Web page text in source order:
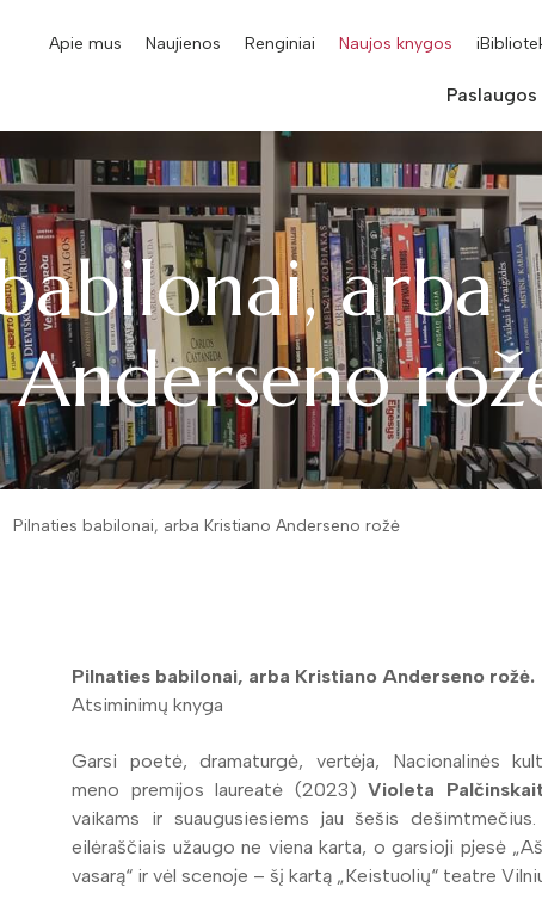
Apie mus Naujienos Renginiai Naujos knygos
Paslaugos
arba
Pilnaties babilonai, arba Kristiano Anderseno rožė
Pilnaties babilonai, arba Kristiano Anderseno rožė.
Atsiminimų knyga
Garsi poetė, dramaturgė, vertėja, Nacionalinės
meno premijos laureatė (2023) Violeta
vaikams ir suaugusiesiems jau šešis
eilėraščiais užaugo ne viena karta, o garsioji pjesė
vasarą“ ir vėl scenoje – šį kartą „Keistuolių“ teatre